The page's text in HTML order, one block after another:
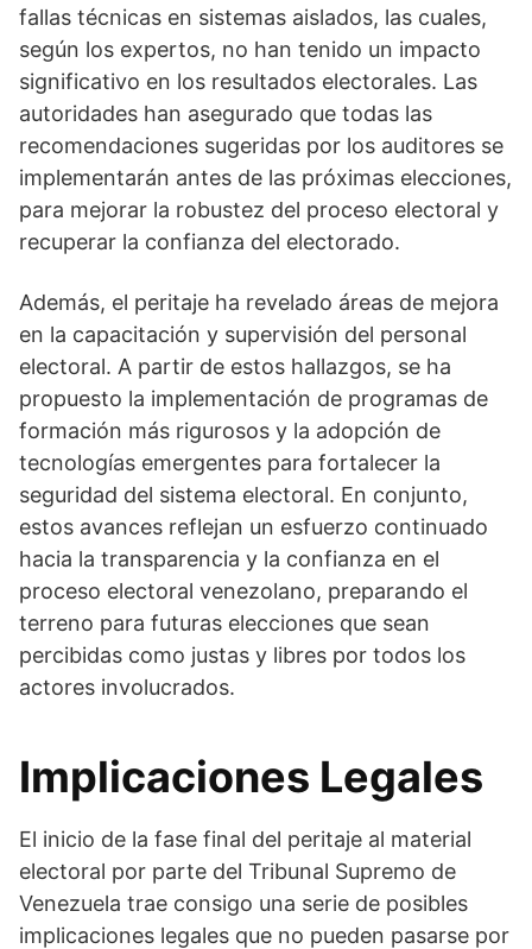
fallas técnicas en sistemas aislados, las cuales,
según los expertos, no han tenido un impacto
significativo en los resultados electorales. Las
autoridades han asegurado que todas las
recomendaciones sugeridas por los auditores se
implementarán antes de las próximas elecciones,
para mejorar la robustez del proceso electoral y
recuperar la confianza del electorado.
Además, el peritaje ha revelado áreas de mejora
en la capacitación y supervisión del personal
electoral. A partir de estos hallazgos, se ha
propuesto la implementación de programas de
formación más rigurosos y la adopción de
tecnologías emergentes para fortalecer la
seguridad del sistema electoral. En conjunto,
estos avances reflejan un esfuerzo continuado
hacia la transparencia y la confianza en el
proceso electoral venezolano, preparando el
terreno para futuras elecciones que sean
percibidas como justas y libres por todos los
actores involucrados.
Implicaciones Legales
El inicio de la fase final del peritaje al material
electoral por parte del Tribunal Supremo de
Venezuela trae consigo una serie de posibles
implicaciones legales que no pueden pasarse por